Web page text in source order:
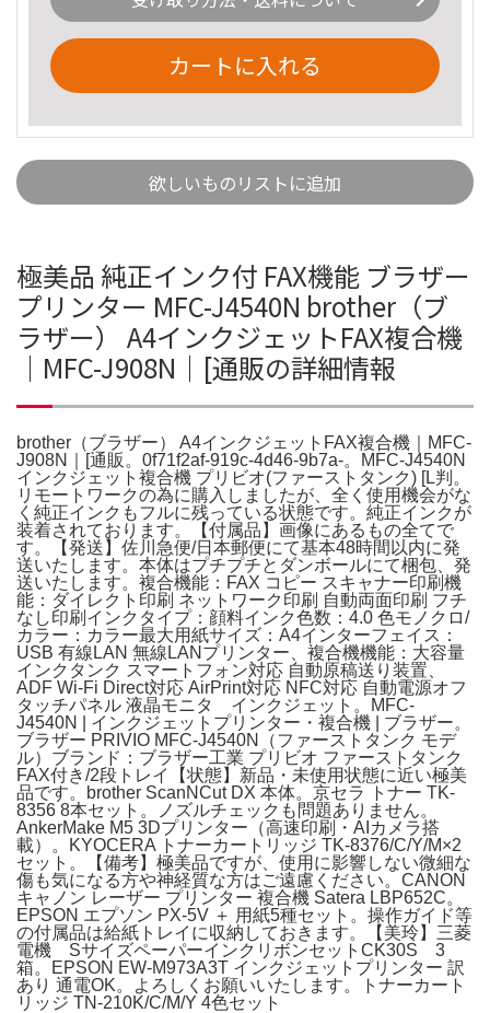
カートに入れる
欲しいものリストに追加
極美品 純正インク付 FAX機能 ブラザー
プリンター MFC-J4540N brother（ブ
ラザー） A4インクジェットFAX複合機
｜MFC-J908N｜[通販の詳細情報
brother（ブラザー） A4インクジェットFAX複合機｜MFC-
J908N｜[通販。0f71f2af-919c-4d46-9b7a-。MFC-J4540N
インクジェット複合機 プリビオ(ファーストタンク) [L判。
リモートワークの為に購入しましたが、全く使用機会がな
く純正インクもフルに残っている状態です。純正インクが
装着されております。【付属品】画像にあるもの全てで
す。【発送】佐川急便/日本郵便にて基本48時間以内に発
送いたします。本体はプチプチとダンボールにて梱包、発
送いたします。複合機能：FAX コピー スキャナー印刷機
能：ダイレクト印刷 ネットワーク印刷 自動両面印刷 フチ
なし印刷インクタイプ：顔料インク色数：4.0 色モノクロ/
カラー：カラー最大用紙サイズ：A4インターフェイス：
USB 有線LAN 無線LANプリンター、複合機機能：大容量
インクタンク スマートフォン対応 自動原稿送り装置、
ADF Wi-Fi Direct対応 AirPrint対応 NFC対応 自動電源オフ
タッチパネル 液晶モニタ インクジェット。MFC-
J4540N | インクジェットプリンター・複合機 | ブラザー。
ブラザー PRIVIO MFC-J4540N（ファーストタンク モデ
ル）ブランド：ブラザー工業 プリビオ ファーストタンク
FAX付き/2段トレイ【状態】新品・未使用状態に近い極美
品です。brother ScanNCut DX 本体。京セラ トナー TK-
8356 8本セット。ノズルチェックも問題ありません。
AnkerMake M5 3Dプリンター（高速印刷・AIカメラ搭
載）。KYOCERA トナーカートリッジ TK-8376/C/Y/M×2
セット。【備考】極美品ですが、使用に影響しない微細な
傷も気になる方や神経質な方はご遠慮ください。CANON
キャノン レーザー プリンター 複合機 Satera LBP652C。
EPSON エプソン PX-5V ＋ 用紙5種セット。操作ガイド等
の付属品は給紙トレイに収納しておきます。【美玲】三菱
電機 SサイズペーパーインクリボンセットCK30S 3
箱。EPSON EW-M973A3T インクジェットプリンター 訳
あり 通電OK。よろしくお願いいたします。トナーカート
リッジ TN-210K/C/M/Y 4色セット